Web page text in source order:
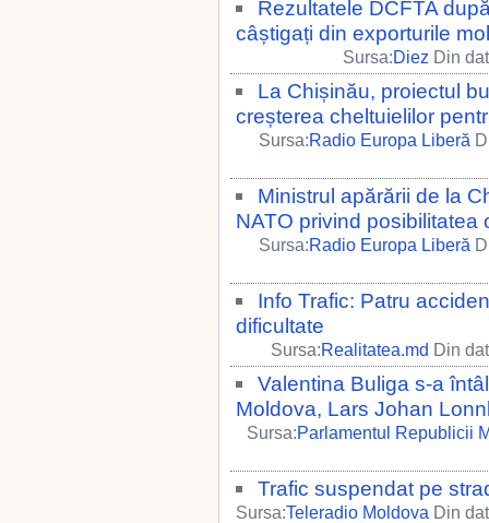
Rezultatele DCFTA
câștigați din exporturile
Sursa:Diez Din
La Chișinău, proiectul
creșterea cheltuielilor
Sursa:Radio Europa Liberă
Ministrul apărării de la
NATO privind posibilitatea
Sursa:Radio Europa Liberă
Info Trafic: Patru
dificultate
Sursa:Realitatea.md Din
Valentina Buliga s-a
Moldova, Lars Johan
Sursa:Parlamentul Republicii
Trafic suspendat pe
Sursa:Teleradio Moldova Din